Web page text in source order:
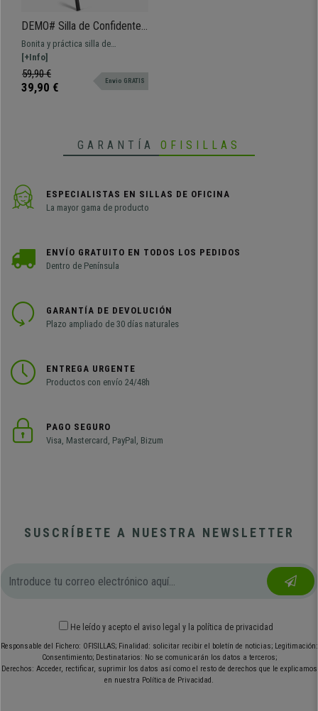
Muy práctica y polivalente
DEMO# Silla de Confidente
MOBY BASE CON BRAZOS,
Cómoda y Práctica, Patas
Negras y Tela Verde
Bonita y práctica silla de
confidente MOBY BASE CON
BRAZOS. De línea clásica para que
se puedan sentar clientes,
[+Info]
59,90 €
39,90 € Envio GRATIS
GARANTÍA OFISILLAS
ESPECIALISTAS EN SILLAS DE OFICINA
La mayor gama de producto
ENVÍO GRATUITO EN TODOS LOS PEDIDOS
Dentro de Península
GARANTÍA DE DEVOLUCIÓN
Plazo ampliado de 30 días naturales
ENTREGA URGENTE
Productos con envío 24/48h
PAGO SEGURO
Visa, Mastercard, PayPal, Bizum
SUSCRÍBETE A NUESTRA NEWSLETTER
He leído y acepto el aviso legal y la política de privacidad
Responsable del Fichero: OFISILLAS; Finalidad: solicitar recibir el boletín de noticias; Legitimación:
Consentimiento; Destinatarios: No se comunicarán los datos a terceros;
Derechos: Acceder, rectificar, suprimir los datos así como el resto de derechos que le explicamos
en nuestra Política de Privacidad.